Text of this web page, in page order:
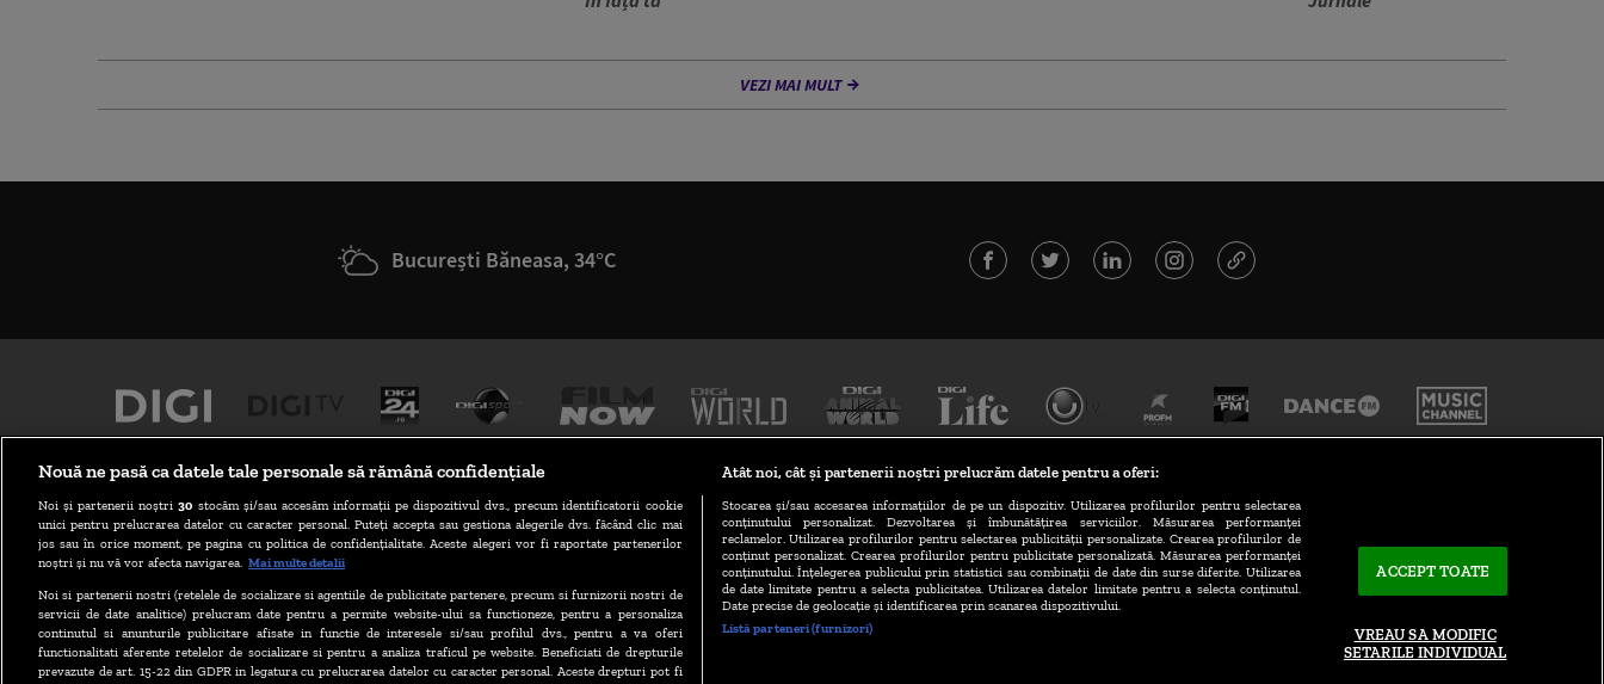
VEZI MAI MULT
București Băneasa, 34°C
TERMENI ȘI CONDIȚII POLITICA DE CONFIDENȚIALITATE
ABONARE DIGI TV GESTIONAȚI PREFERINȚELE CODUL DIGI24 CAMERE WEB CONTACT/INFO
Nouă ne pasă ca datele tale personale să rămână confidențiale
Noi și partenerii noștri30 stocăm și/sau accesăm informații pe dispozitivul dvs., precum identificatorii cookie
unici pentru prelucrarea datelor cu caracter personal. Puteți accepta sau gestiona alegerile dvs. făcând clic mai
jos sau în orice moment, pe pagina cu politica de confidențialitate. Aceste alegeri vor fi raportate partenerilor
noștri și nu vă vor afecta navigarea. Mai multe detalii
Noi si partenerii nostri (retelele de socializare si agentiile de publicitate partenere, precum si furnizorii nostri de
servicii de date analitice) prelucram date pentru a permite website-ului sa functioneze, pentru a personaliza
continutul si anunturile publicitare afisate in functie de interesele si/sau profilul dvs., pentru a va oferi
functionalitati aferente retelelor de socializare si pentru a analiza traficul pe website. Beneficiati de drepturile
prevazute de art. 15-22 din GDPR in legatura cu prelucrarea datelor cu caracter personal. Aceste drepturi pot fi
Atât noi, cât și partenerii noștri prelucrăm datele pentru a oferi:
Stocarea și/sau accesarea informațiilor de pe un dispozitiv. Utilizarea profilurilor pentru selectarea
conținutului personalizat. Dezvoltarea și îmbunătățirea serviciilor. Măsurarea performanței
reclamelor. Utilizarea profilurilor pentru selectarea publicității personalizate. Crearea profilurilor de
conținut personalizat. Crearea profilurilor pentru publicitate personalizată. Măsurarea performanței
conținutului. Înțelegerea publicului prin statistici sau combinații de date din surse diferite. Utilizarea
de date limitate pentru a selecta publicitatea. Utilizarea datelor limitate pentru a selecta conținutul.
Date precise de geolocație și identificarea prin scanarea dispozitivului.
Listă parteneri (furnizori)
ACCEPT TOATE
VREAU SA MODIFIC
SETARILE INDIVIDUAL